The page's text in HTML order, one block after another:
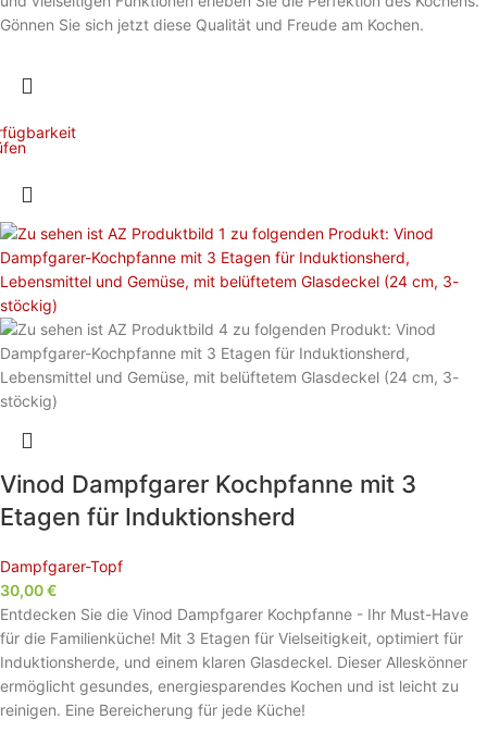
Gönnen Sie sich jetzt diese Qualität und Freude am Kochen.
Vinod Dampfgarer Kochpfanne mit 3
Etagen für Induktionsherd
Dampfgarer-Topf
30,00€
Entdecken Sie die Vinod Dampfgarer Kochpfanne - Ihr Must-Have
für die Familienküche! Mit 3 Etagen für Vielseitigkeit, optimiert für
Induktionsherde, und einem klaren Glasdeckel. Dieser Alleskönner
ermöglicht gesundes, energiesparendes Kochen und ist leicht zu
reinigen. Eine Bereicherung für jede Küche!